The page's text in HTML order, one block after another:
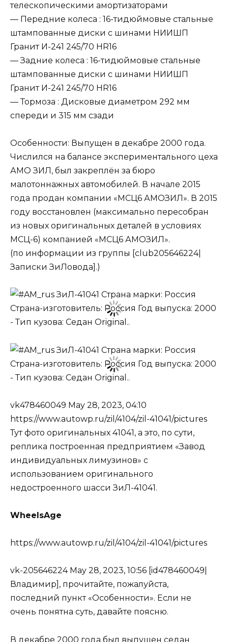
телескопическими амортизаторами
— Передние колеса : 16-тидюймовые стальные
штампованные диски с шинами НИИШП
Гранит И-241 245/70 HR16
— Задние колеса : 16-тидюймовые стальные
штампованные диски с шинами НИИШП
Гранит И-241 245/70 HR16
— Тормоза : Дисковые диаметром 292 мм
спереди и 315 мм сзади
Особенности: Выпущен в декабре 2000 года.
Числился на балансе экспериментального цеха
АМО ЗИЛ, был закреплён за бюро
малотоннажных автомобилей. В начале 2015
года продан компании «МСЦ6 АМОЗИЛ». В 2015
году восстановлен (максимально пересобран
из новых оригинальных деталей в условиях
МСЦ-6) компанией «МСЦ6 АМОЗИЛ».
(по информации из группы [club205646224|
Записки ЗиЛовода].)
vk478460049 May 28, 2023, 04:10
https://www.autowp.ru/zil/4104/zil-41041/pictures
Тут фото оригинальных 41041, а это, по сути,
реплика построенная предприятием «Завод
индивидуальных лимузинов» с
использованием оригинального
недостроенного шасси ЗиЛ-41041.
WheelsAge
https://www.autowp.ru/zil/4104/zil-41041/pictures
vk-205646224 May 28, 2023, 10:56 [id478460049|
Владимир], прочитайте, пожалуйста,
последний пункт «Особенности». Если не
очень понятна суть, давайте поясню.
В декабре 2000 года был выпущен седан